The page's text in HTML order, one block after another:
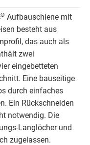
® Aufbauschiene mit
besteht aus
das auch als
zwei
eingebetteten
Eine bauseitige
durch einfaches
Ein Rückschneiden
notwendig. Die
Langlöcher und
zugelassen.